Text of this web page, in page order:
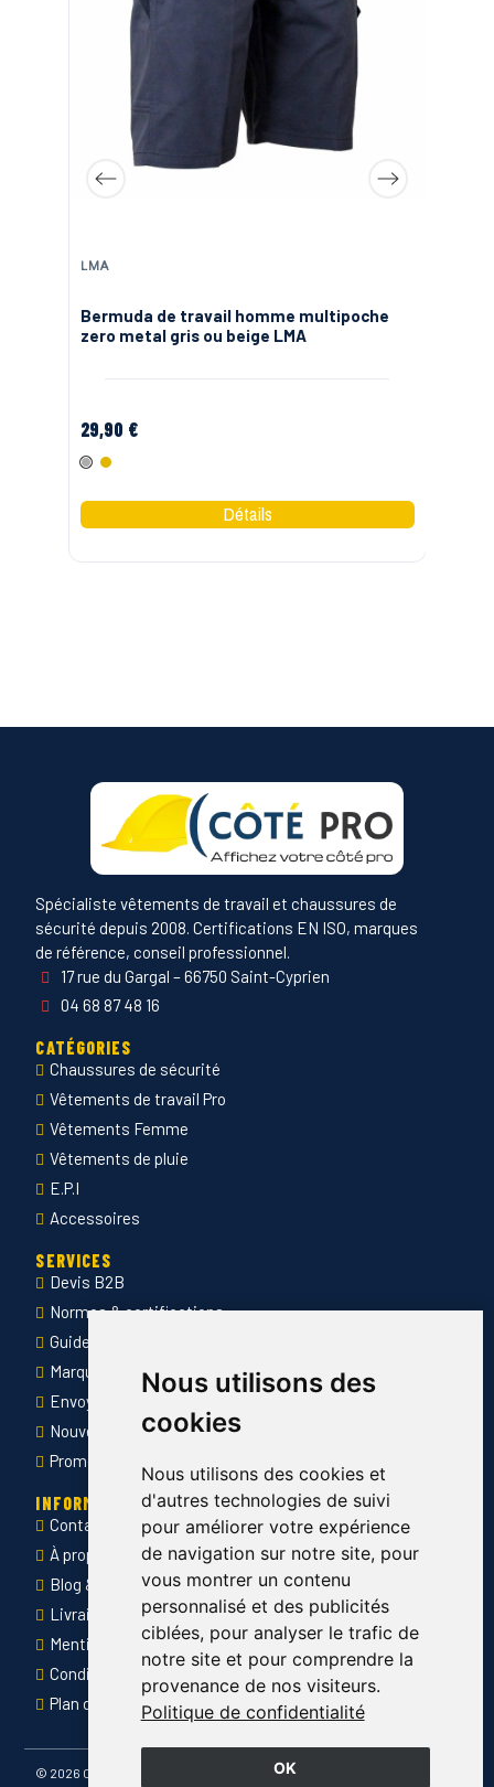
Nous utilisons des
cookies
Nous utilisons des cookies et
d'autres technologies de suivi
pour améliorer votre expérience
de navigation sur notre site, pour
vous montrer un contenu
personnalisé et des publicités
ciblées, pour analyser le trafic de
notre site et pour comprendre la
provenance de nos visiteurs.
Politique de confidentialité
OK
LMA
Bermuda de travail homme multipoche
zero metal gris ou beige LMA
29,90 €
GrisCamel
Spécialiste vêtements de travail et chaussures de
sécurité depuis 2008. Certifications EN ISO, marques
de référence, conseil professionnel.
17 rue du Gargal – 66750 Saint-Cyprien
04 68 87 48 16
CATÉGORIES
Chaussures de sécurité
Vêtements de travail Pro
Vêtements Femme
Vêtements de pluie
E.P.I
Accessoires
SERVICES
Devis B2B
Normes & certifications
Guide des tailles
Marquage des vêtements professionnels
Envoyer Mandats administratifs
Nouveautés
Promotions
INFORMATIONS
Contact
À propos de Côté Pro
Blog & conseils
Livraison & retour
Mentions légales
Conditions générales de ventes
Plan du site
© 2026 Côté Pro